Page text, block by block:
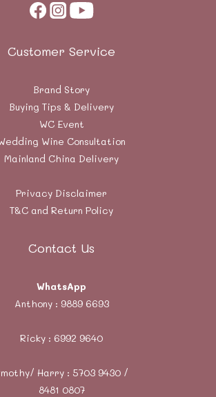
Customer Service
Brand Story
Buying Tips & Delivery
WC Event
Wine Consultation
Mainland China Delivery
Privacy Disclaimer
T&C and Return Policy
Contact Us
WhatsApp
Anthony : 9889 6693
Ricky : 6992 9640
Harry : 5703 9430 /
8481 0807